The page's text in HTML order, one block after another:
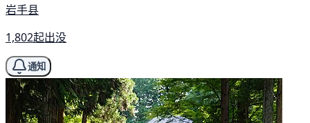
岩手县
1,802起出没
通知